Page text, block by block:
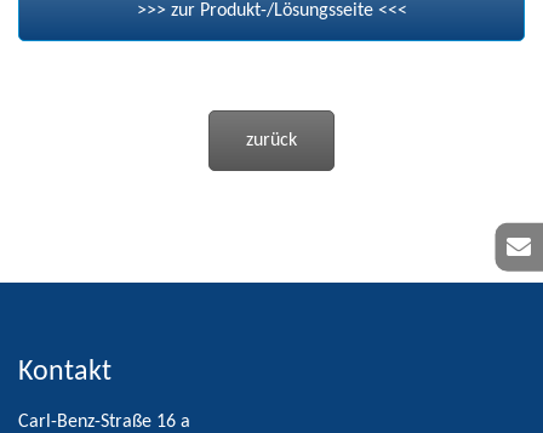
>>> zur Produkt-/Lösungsseite <<<
zurück
Kontakt
Carl-Benz-Straße 16 a